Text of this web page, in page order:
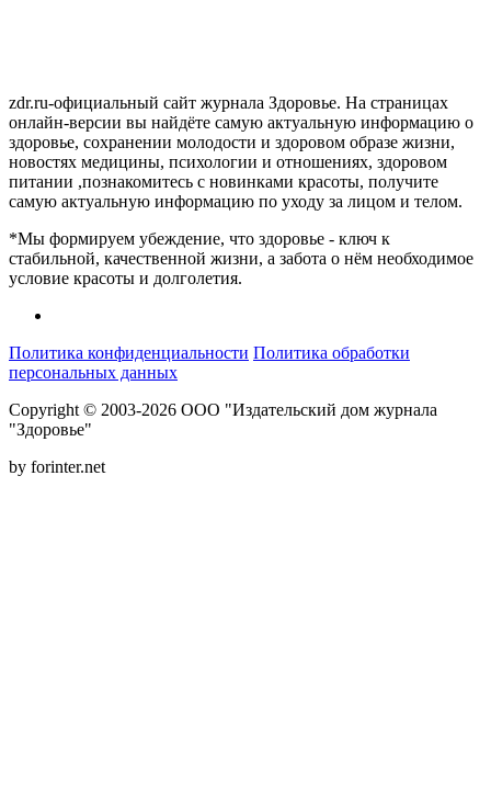
zdr.ru-официальный сайт журнала Здоровье. На страницах
онлайн-версии вы найдёте самую актуальную информацию о
здоровье, сохранении молодости и здоровом образе жизни,
новостях медицины, психологии и отношениях, здоровом
питании ,познакомитесь с новинками красоты, получите
самую актуальную информацию по уходу за лицом и телом.
*Мы формируем убеждение, что здоровье - ключ к
стабильной, качественной жизни, а забота о нём необходимое
условие красоты и долголетия.
Политика конфиденциальности Политика обработки
персональных данных
Copyright © 2003-2026 ООО "Издательский дом журнала
"Здоровье"
by forinter.net